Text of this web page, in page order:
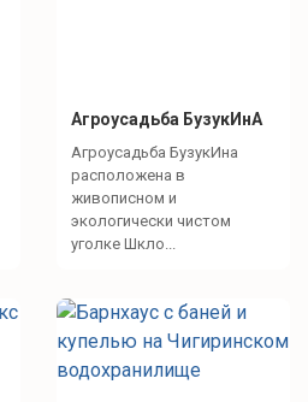
Агроусадьба БузукИнА
Агроусадьба БузукИна
расположена в
живописном и
экологически чистом
уголке Шкло...